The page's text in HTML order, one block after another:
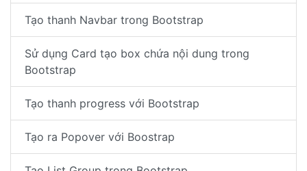
Tạo thanh Navbar trong Bootstrap
Sử dụng Card tạo box chứa nội dung trong
Bootstrap
Tạo thanh progress với Bootstrap
Tạo ra Popover với Boostrap